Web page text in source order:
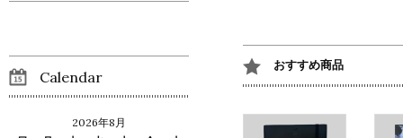
おすすめ商品
Calendar
2026年8月